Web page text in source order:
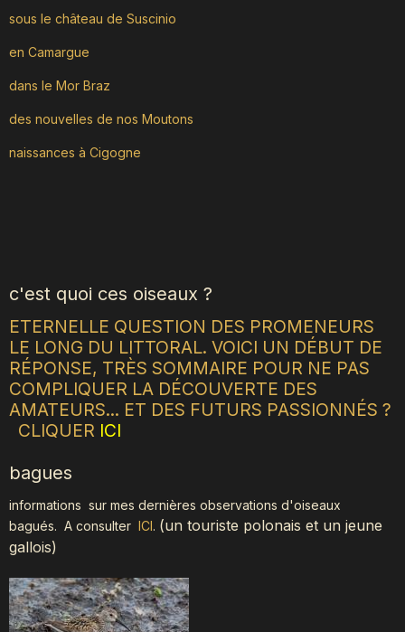
sous le château de Suscinio
en Camargue
dans le Mor Braz
des nouvelles de nos Moutons
naissances à Cigogne
c'est quoi ces oiseaux ?
ETERNELLE QUESTION DES PROMENEURS
LE LONG DU LITTORAL. VOICI UN DÉBUT DE
RÉPONSE, TRÈS SOMMAIRE POUR NE PAS
COMPLIQUER LA DÉCOUVERTE DES
AMATEURS... ET DES FUTURS PASSIONNÉS ?
CLIQUER ICI
bagues
informations sur mes dernières observations d'oiseaux
bagués. A consulter ICI. (un touriste polonais et un jeune
gallois)